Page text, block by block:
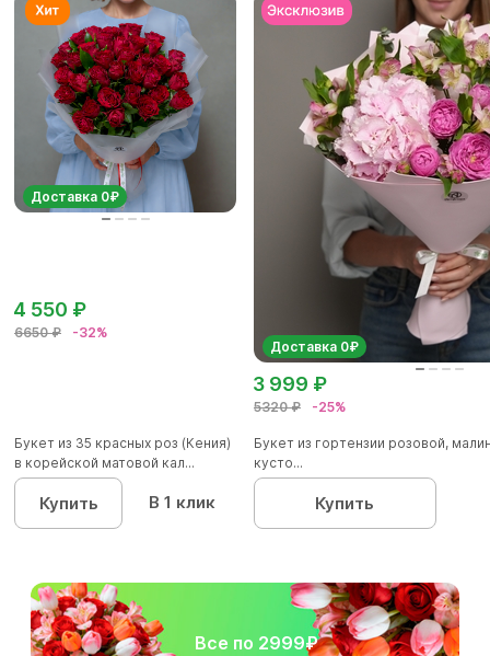
Доставка 0₽
6650 ₽ -32%
4 550 ₽
Букет из 35 красных роз (Кения)
в корейской матовой кал...
Купить В 1 клик
Доставка 0₽
5320 ₽ -25%
3 999 ₽
Букет из гортензии розовой,
кусто...
Купить
Все по 2999₽